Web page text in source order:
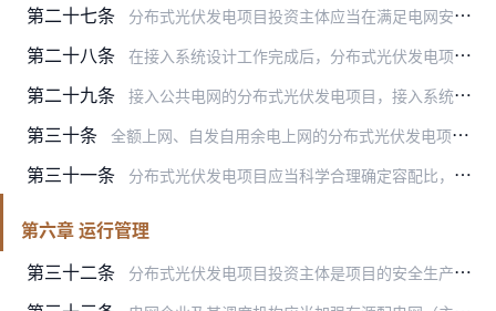
第二十七条 分布式光伏发电项目投资主体应当在满足电网安全运行的前提下，统筹考虑建设条件、电网接入点等因素，结合实际合理选择接入系统设计方案。
第二十八条 在接入系统设计工作完成后，分布式光伏发电项目投资主体应当向电网企业提交接入系统设计方案报告。收到接入系统设计方案报告后，电网企业应当于2个工作日内给予书面回复。…
第二十九条 接入公共电网的分布式光伏发电项目，接入系统工程以及因接入引起的公共电网改造部分由电网企业投资建设。接入用户侧的分布式光伏发电项目，用户侧的配套工程由项目投资主体…
第三十条 全额上网、自发自用余电上网的分布式光伏发电项目投资主体应当在并网投产前与电网企业签订购售电合同，各类分布式光伏发电项目还应当在并网投产前与电网企业及其调度机构签…
第三十一条 分布式光伏发电项目应当科学合理确定容配比，交流侧容量不得大于备案容量。涉网设备必须符合国家及行业有关涉网技术标准规范等要求，通过国家认可的检测认证机构检测认证，…
第六章 运行管理
第三十二条
分布式光伏发电项目投资主体是项目的安全生产责任主体，必须贯彻执行国家及行业安全生产管理规定，依法加强项目建设运营全过程的安全生产管理。承担分布式光伏发电安全生产…